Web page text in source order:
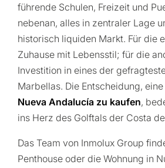
führende Schulen, Freizeit und
nebenan, alles in zentraler Lage
historisch liquiden Markt. Für die
Zuhause mit Lebensstil; für die
Investition in eines der
Marbellas. Die Entscheidung, eine
Nueva Andalucía zu kaufen,
ins Herz des Golftals der Costa
Das Team von Inmolux Group
Penthouse oder die Wohnung in